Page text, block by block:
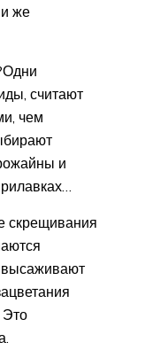
же
считают
чем
и
скрещивания
высаживают
Это